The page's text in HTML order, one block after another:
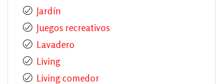
Jardín
Juegos recreativos
Lavadero
Living
Living comedor